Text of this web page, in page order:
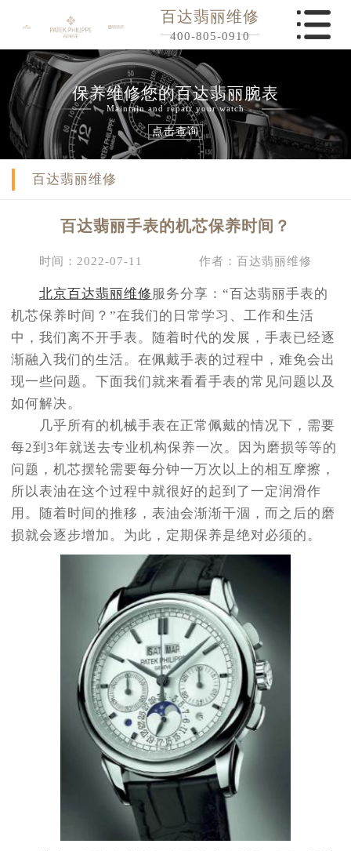
百达翡丽维修
400-805-0910
保养维修您的百达翡丽腕表
Maintain and repair your watch
点击查询
百达翡丽维修
百达翡丽手表的机芯保养时间？
时间：2022-07-11 作者：百达翡丽维修
北京百达翡丽维修 服务分享：“百达翡丽手表的
机芯保养时间？”在我们的日常学习、工作和生活
中，我们离不开手表。随着时代的发展，手表已经逐
渐融入我们的生活。在佩戴手表的过程中，难免会出
现一些问题。下面我们就来看看手表的常见问题以及
如何解决。
几乎所有的机械手表在正常佩戴的情况下，需要
每2到3年就送去专业机构保养一次。因为磨损等等的
问题，机芯摆轮需要每分钟一万次以上的相互摩擦，
所以表油在这个过程中就很好的起到了一定润滑作
用。随着时间的推移，表油会渐渐干涸，而之后的磨
损就会逐步增加。为此，定期保养是绝对必须的。